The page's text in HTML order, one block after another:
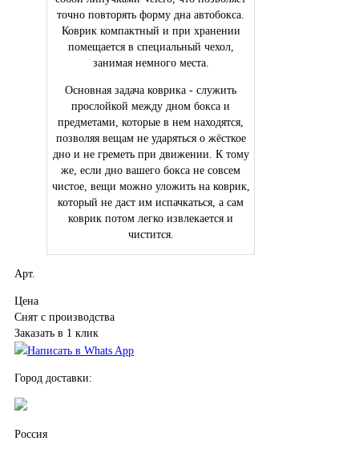
точно повторять форму дна автобокса.
Коврик компактный и при хранении
помещается в специальный чехол,
занимая немного места.
Основная задача коврика - служить
прослойкой между дном бокса и
предметами, которые в нем находятся,
позволяя вещам не ударяться о жёсткое
дно и не греметь при движении. К тому
же, если дно вашего бокса не совсем
чистое, вещи можно уложить на коврик,
который не даст им испачкаться, а сам
коврик потом легко извлекается и
чистится.
Арт.
Цена
Снят с производства
Заказать в 1 клик
Написать в Whats App
Город доставки:
Россия